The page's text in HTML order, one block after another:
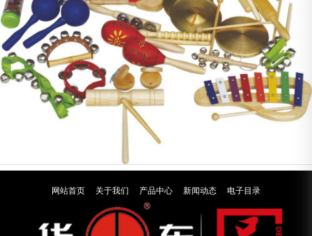
网站首页 关于我们 产品中心 新闻动态 电子目录